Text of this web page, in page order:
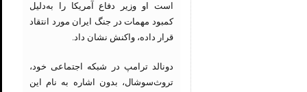
است او وزیر دفاع آمریکا را به‌دلیل
کمبود مهمات در جنگ ایران مورد انتقاد
قرار داده، واکنش نشان داد.
دونالد ترامپ در شبکه اجتماعی خود،
تروث‌سوشال، بدون اشاره به نام این